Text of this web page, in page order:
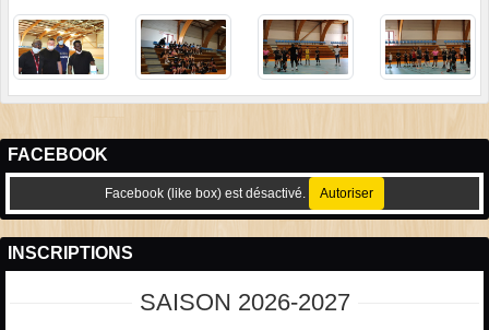
FACEBOOK
Facebook (like box) est désactivé. Autoriser
INSCRIPTIONS
SAISON 2026-2027